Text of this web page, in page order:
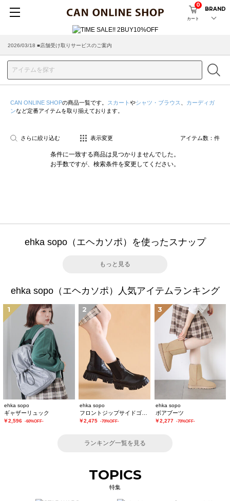
カート
0
BRAND
2026/03/18 ■店舗受け取りサービスのご案内
CAN ONLINE SHOPの商品一覧です。 スカート やシャツ・ブラウス
カーディガ
ンなど定番アイテムを取り揃えております。
さらに絞り込む 表示変更 アイテム数： 件
条件に一致する商品は見つかりませんでした。
お手数ですが、検索条件を変更してください。
ehka sopo（エヘカソポ）を使ったスナップ
もっと見る
ehka sopo（エヘカソポ）人気アイテムランキング
1
ehka sopo
ギャザーリュック
￥2,596 -60%OFF-
2
ehka sopo
￥2,475 -70%OFF-
3
ehka sopo
ボアブーツ
￥2,277 -70%OFF-
ランキング一覧を見る
TOPICS
特集